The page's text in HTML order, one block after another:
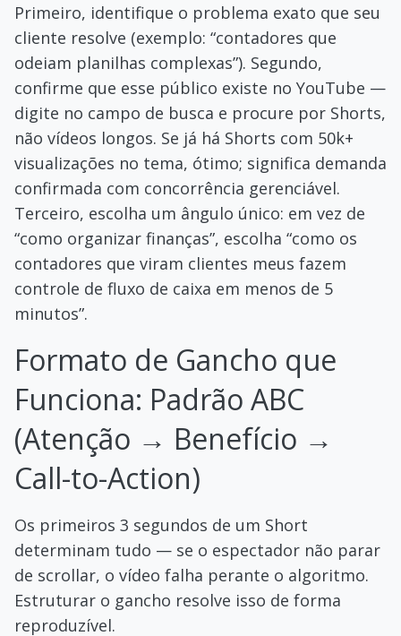
Primeiro, identifique o problema exato que seu
cliente resolve (exemplo: “contadores que
odeiam planilhas complexas”). Segundo,
confirme que esse público existe no YouTube —
digite no campo de busca e procure por Shorts,
não vídeos longos. Se já há Shorts com 50k+
visualizações no tema, ótimo; significa demanda
confirmada com concorrência gerenciável.
Terceiro, escolha um ângulo único: em vez de
“como organizar finanças”, escolha “como os
contadores que viram clientes meus fazem
controle de fluxo de caixa em menos de 5
minutos”.
Formato de Gancho que
Funciona: Padrão ABC
(Atenção → Benefício →
Call-to-Action)
Os primeiros 3 segundos de um Short
determinam tudo — se o espectador não parar
de scrollar, o vídeo falha perante o algoritmo.
Estruturar o gancho resolve isso de forma
reproduzível.